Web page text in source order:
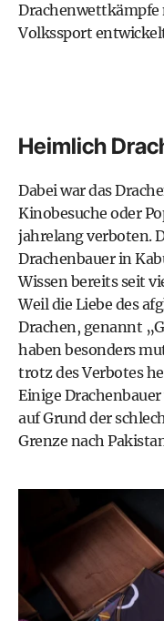
Volkssport
Heimlich
Dabei war das
Kinobesuche oder
jahrelang verboten.
Drachenbauer in
Wissen bereits seit
Weil die Liebe des
Drachen, genannt
haben besonders
trotz des Verbotes
Einige
auf Grund der
Grenze nach